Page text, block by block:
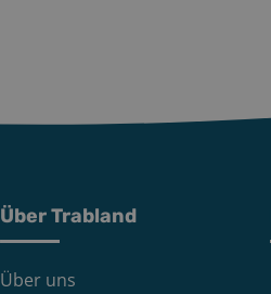
Über Trabland
Über uns